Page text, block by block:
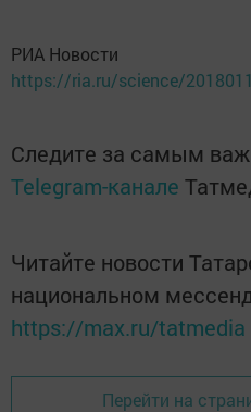
РИА Новости
https://ria.ru/science/
Следите за самым
Telegram-канале
Читайте новости
национальном
https://max.ru/tatmedia
Перейти на